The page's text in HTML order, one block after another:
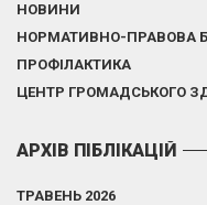
НОВИНИ
НОРМАТИВНО-ПРАВОВА
ПРОФІЛАКТИКА
ЦЕНТР ГРОМАДСЬКОГО
АРХІВ ПІБЛІКАЦІЙ
ТРАВЕНЬ 2026